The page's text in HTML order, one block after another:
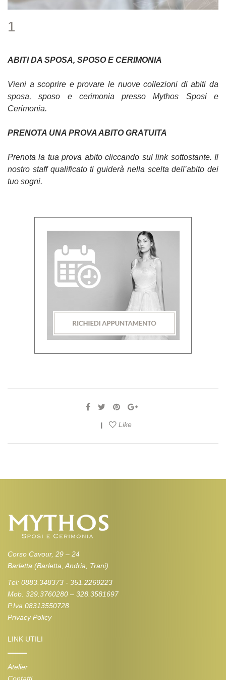
1
ABITI DA SPOSA, SPOSO E CERIMONIA
Vieni a scoprire e provare le nuove collezioni di abiti da
sposa, sposo e cerimonia presso Mythos Sposi e
Cerimonia.
PRENOTA UNA PROVA ABITO GRATUITA
Prenota la tua prova abito cliccando sul link sottostante. Il
nostro staff qualificato ti guiderà nella scelta dell’abito dei
tuo sogni.
| Like
Corso Cavour, 29 – 24
Barletta (Barletta, Andria, Trani)
Tel: 0883.348373 - 351.2269223
Mob. 329.3760280 – 328.3581697
P.Iva 08313550728
Privacy Policy
LINK UTILI
Atelier
Contatti